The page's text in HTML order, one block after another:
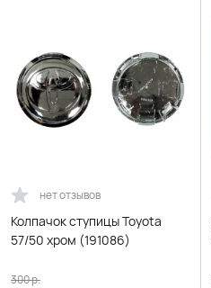
нет отзывов
Колпачок ступицы Toyota
57/50 хром (191086)
300р.